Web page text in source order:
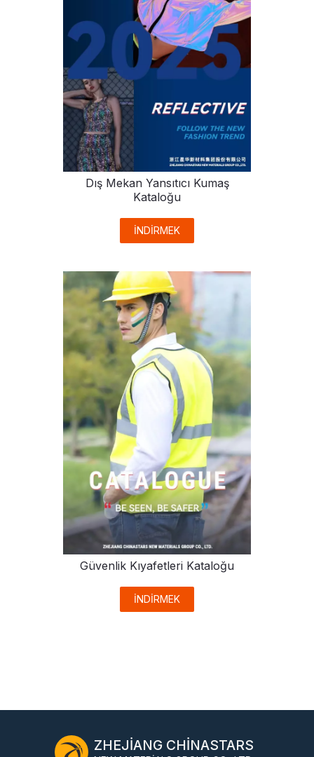
Dış Mekan Yansıtıcı Kumaş
Kataloğu
İNDİRMEK
Güvenlik Kıyafetleri Kataloğu
İNDİRMEK
ZHEJIANG CHINASTARS